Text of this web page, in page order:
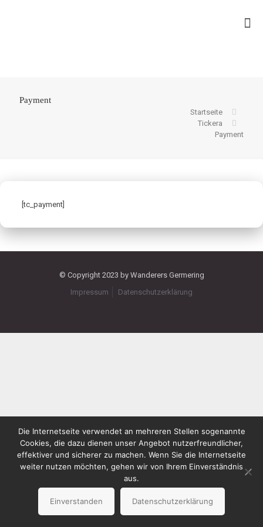
Payment
Startseite
Tickera
Payment
[tc_payment]
© Copyright 2023 by Wanderers Germering
Impressum
Datenschutzerklärung
Die Internetseite verwendet an mehreren Stellen sogenannte
Cookies, die dazu dienen unser Angebot nutzerfreundlicher,
effektiver und sicherer zu machen. Wenn Sie die Internetseite
weiter nutzen möchten, gehen wir von Ihrem Einverständnis
aus.
Einverstanden Datenschutzerklärung